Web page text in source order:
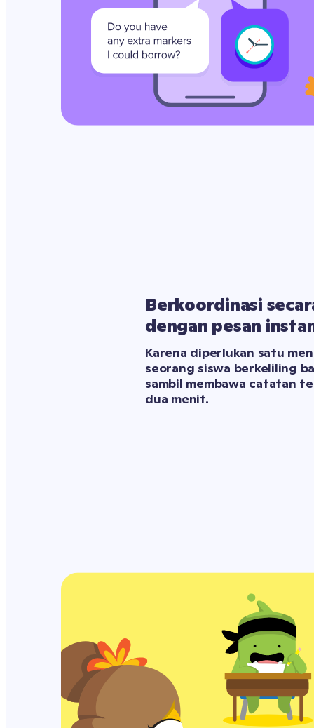
Berkoordinasi
dengan pesan
Karena diperlukan satu
seorang siswa berkeliling
sambil membawa catatan
dua menit.